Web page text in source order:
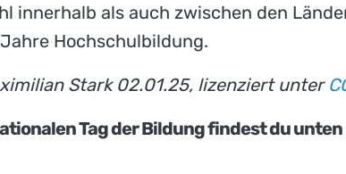
innerhalb als auch zwischen den
Hochschulbildung.
Stark 02.01.25, lizenziert unter
Tag der Bildung findest du unten